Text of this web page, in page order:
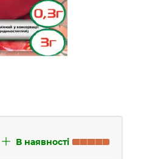
В наявності